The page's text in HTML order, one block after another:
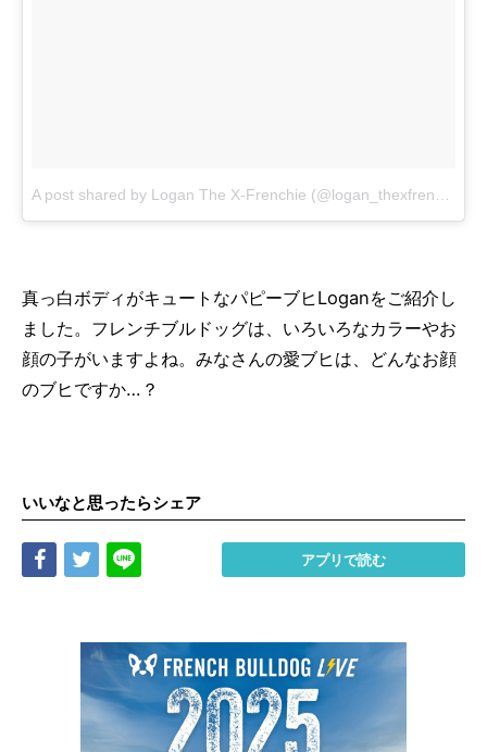
真っ白ボディがキュートなパピーブヒLoganをご紹介し
ました。フレンチブルドッグは、いろいろなカラーやお
顔の子がいますよね。みなさんの愛ブヒは、どんなお顔
のブヒですか…？
いいなと思ったらシェア
Share Tweet アプリで読む